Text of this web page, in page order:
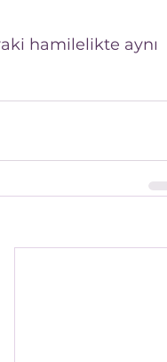
hamilelikte aynı